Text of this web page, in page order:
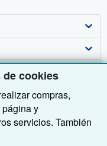
cookies
compras,
y
servicios. También
el modo en que los